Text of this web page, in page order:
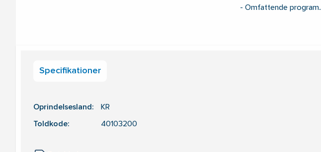
- Omfattende program.
Specifikationer
Oprindelsesland: KR
Toldkode: 40103200